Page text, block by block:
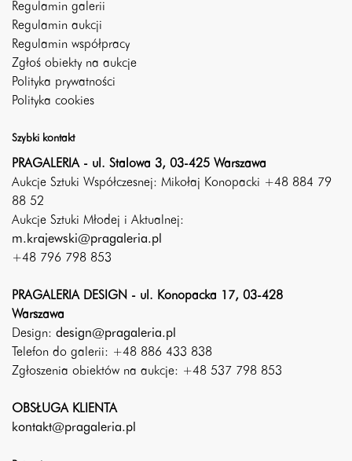
Regulamin galerii
Regulamin aukcji
Regulamin współpracy
Zgłoś obiekty na aukcje
Polityka prywatności
Polityka cookies
Szybki kontakt
PRAGALERIA - ul. Stalowa 3, 03-425 Warszawa
Aukcje Sztuki Współczesnej: Mikołaj Konopacki +48 884 79
88 52
Aukcje Sztuki Młodej i Aktualnej:
m.krajewski@pragaleria.pl
+48 796 798 853
PRAGALERIA DESIGN - ul. Konopacka 17, 03-428
Warszawa
Design: design@pragaleria.pl
Telefon do galerii: +48 886 433 838
Zgłoszenia obiektów na aukcje: +48 537 798 853
OBSŁUGA KLIENTA
kontakt@pragaleria.pl